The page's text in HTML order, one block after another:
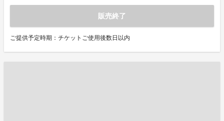
販売終了
ご提供予定時期：チケットご使用後数日以内